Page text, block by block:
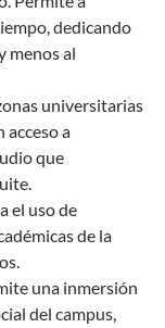
dedicando
menos al
universitarias
acceso a
que
el uso de
de la
una inmersión
del campus,